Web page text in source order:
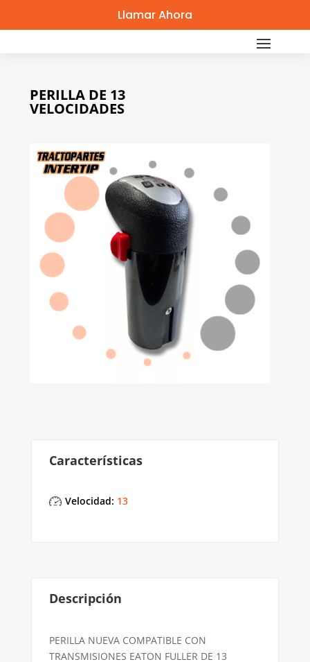
Llamar Ahora
PERILLA DE 13
VELOCIDADES
Características
Velocidad: 13
Descripción
PERILLA NUEVA COMPATIBLE CON
TRANSMISIONES EATON FULLER DE 13